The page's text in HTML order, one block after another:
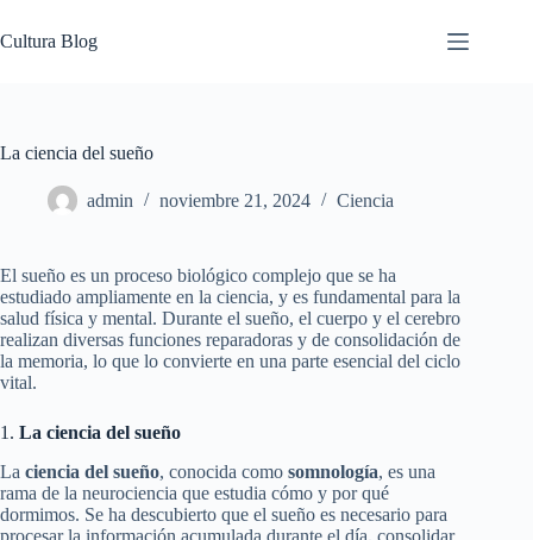
al
contenido
Cultura Blog
La ciencia del sueño
admin noviembre 21, 2024 Ciencia
El sueño es un proceso biológico complejo que se ha
estudiado ampliamente en la ciencia, y es fundamental para la
salud física y mental. Durante el sueño, el cuerpo y el cerebro
realizan diversas funciones reparadoras y de consolidación de
la memoria, lo que lo convierte en una parte esencial del ciclo
vital.
1. La ciencia del sueño
La ciencia del sueño, conocida como somnología, es una
rama de la neurociencia que estudia cómo y por qué
dormimos. Se ha descubierto que el sueño es necesario para
procesar la información acumulada durante el día, consolidar